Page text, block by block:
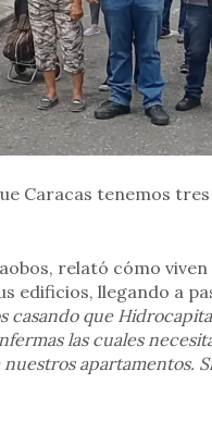
Caracas tenemos
relató cómo
edificios, llegando a
casando que
las cuales
apartamentos.